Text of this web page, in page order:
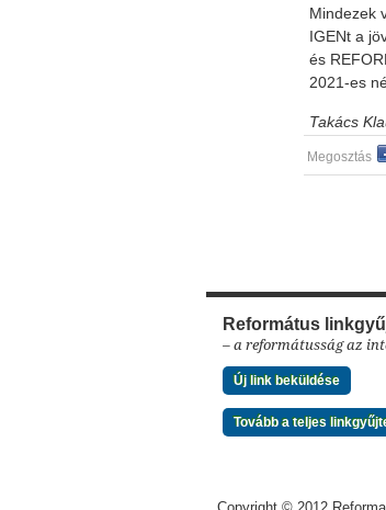
Mindezek
IGENt a
és
2021-es
Takács
Megosztás
Református
– a reformátusság az
Új link beküldése
Tovább a teljes